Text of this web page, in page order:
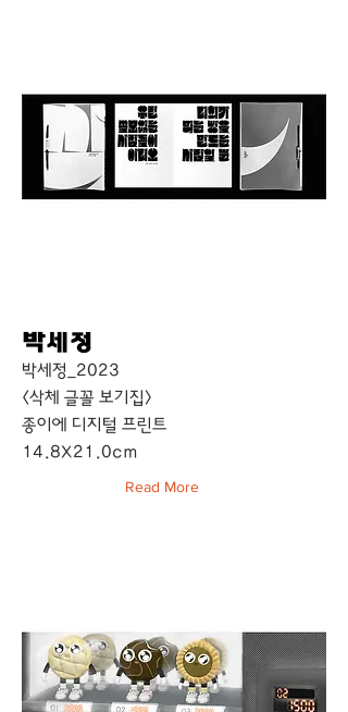
박세정
박세정_2023
<삭체 글꼴 보기집>
종이에 디지털 프린트
14.8X21.0cm
Read More